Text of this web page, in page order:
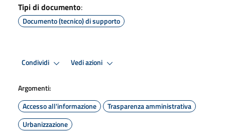
Tipi di documento:
Documento (tecnico) di supporto
Condividi Vedi azioni
Argomenti:
Accesso all'informazione
Trasparenza amministrativa
Urbanizzazione